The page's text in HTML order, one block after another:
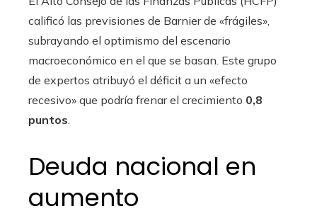
calificó las previsiones de Barnier de «frágiles»,
subrayando el optimismo del escenario
macroeconómico en el que se basan. Este grupo
de expertos atribuyó el déficit a un «efecto
recesivo» que podría frenar el crecimiento 0,8
puntos.
Deuda nacional en
aumento